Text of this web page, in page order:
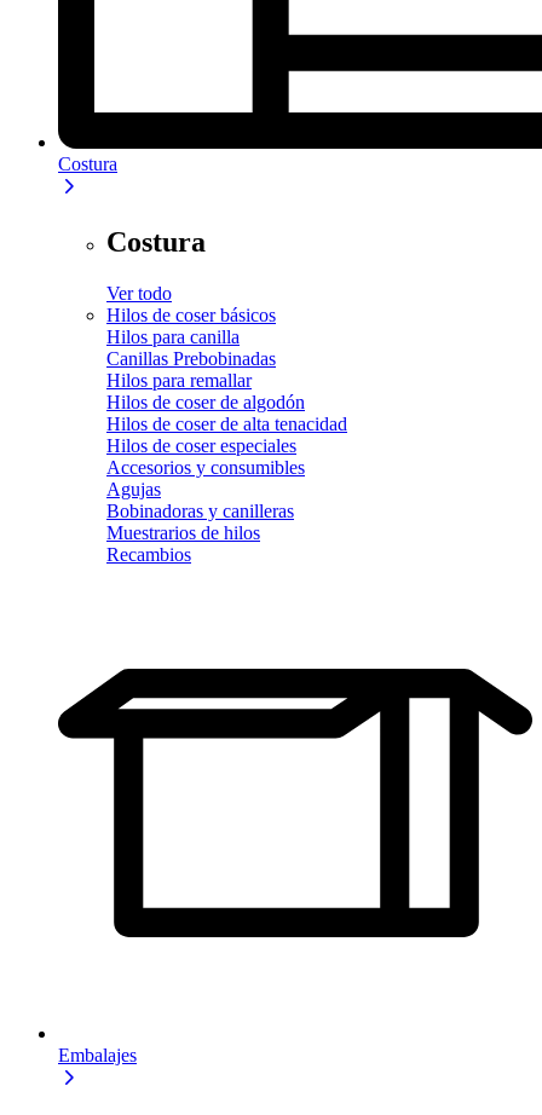
Costura
Costura
Ver todo
Hilos de coser básicos
Hilos para canilla
Canillas Prebobinadas
Hilos para remallar
Hilos de coser de algodón
Hilos de coser de alta tenacidad
Hilos de coser especiales
Accesorios y consumibles
Agujas
Bobinadoras y canilleras
Muestrarios de hilos
Recambios
Embalajes